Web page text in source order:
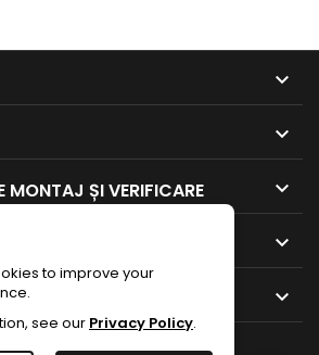


MONTAJ ȘI VERIFICARE 


to improve your
see our Privacy Policy.